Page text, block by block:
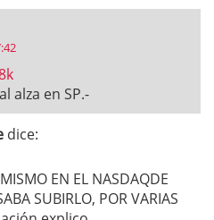
alza en SP.-
dice:
EN EL NASDAQDE
SUBIRLO, POR VARIAS